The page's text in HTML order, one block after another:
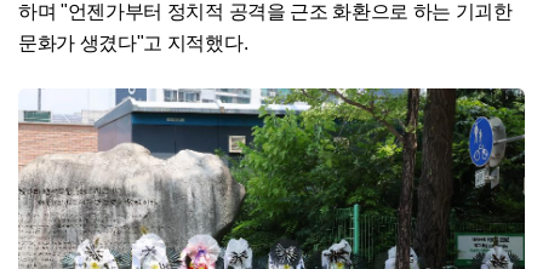
하며 "언젠가부터 정치적 공격을 근조 화환으로 하는 기괴한
문화가 생겼다"고 지적했다.